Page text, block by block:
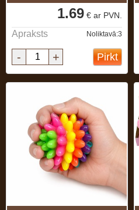
1.69 € ar PVN.
Apraksts Noliktavā:3
- + Pirkt